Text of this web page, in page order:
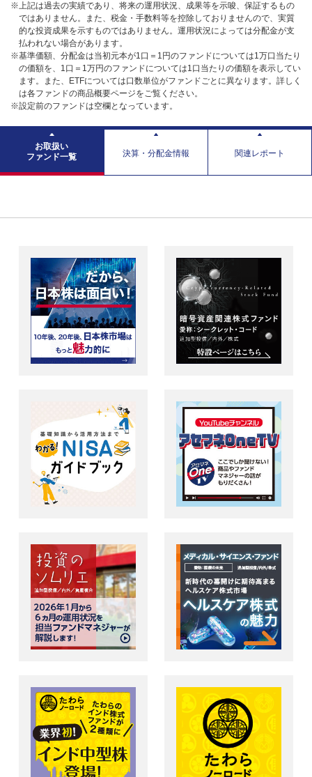
※上記は過去の実績であり、将来の運用状況、成果等を示唆、保証するもの
ではありません。また、税金・手数料等を控除しておりませんので、実質
的な投資成果を示すものではありません。運用状況によっては分配金が支
払われない場合があります。
※基準価額、分配金は当初元本が1口＝1円のファンドについては1万口当たり
の価額を、1口＝1万円のファンドについては1口当たりの価額を表示してい
ます。また、ETFについては口数単位がファンドごとに異なります。詳しく
は各ファンドの商品概要ページをご覧ください。
※設定前のファンドは空欄となっています。
お取扱い
ファンド一覧
決算・分配金情報 関連レポート